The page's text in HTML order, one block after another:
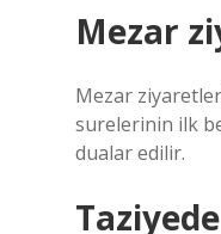
Mezar
Mezar
surelerinin ilk
dualar edilir.